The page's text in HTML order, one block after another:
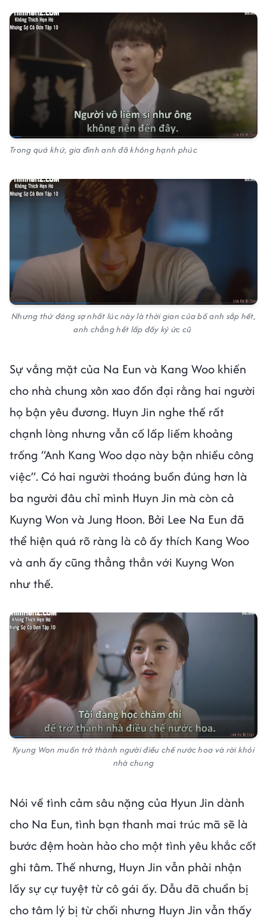
Trong quá khứ, gia đình anh đã không hạnh phúc
Nhưng thứ đáng sợ nhất lúc này là thời gian của bố anh sắp hết,
anh chẳng hết lấp đầy ký ức cũ
Sự vắng mặt của Na Eun và Kang Woo khiến
cho nhà chung xôn xao đồn đại rằng hai người
họ bận yêu đương. Huyn Jin nghe thế rất
chạnh lòng nhưng vẫn cố lấp liếm khoảng
trống “Anh Kang Woo dạo này bận nhiều công
việc”. Có hai người thoáng buồn đúng hơn là
ba người đâu chỉ mình Huyn Jin mà còn cả
Kuyng Won và Jung Hoon. Bởi Lee Na Eun đã
thể hiện quá rõ ràng là cô ấy thích Kang Woo
và anh ấy cũng thẳng thắn với Kuyng Won
như thế.
Kyung Won muốn trở thành người điều chế nước hoa và rời khỏi
nhà chung
Nói về tình cảm sâu nặng của Hyun Jin dành
cho Na Eun, tình bạn thanh mai trúc mã sẽ là
bước đệm hoàn hảo cho một tình yêu khắc cốt
ghi tâm. Thế nhưng, Huyn Jin vẫn phải nhận
lấy sự cự tuyệt từ cô gái ấy. Dẫu đã chuẩn bị
cho tâm lý bị từ chối nhưng Huyn Jin vẫn thấy